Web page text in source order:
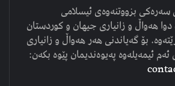
بزووتنەوەی ئیسلامی
دوا هەواڵ و زانیاری جیهان و کوردستان
بۆ گەیاندنی هەر هەواڵ و زانیاری
ئیمەیلەوە پەیوەندیمان پێوە بکەن: